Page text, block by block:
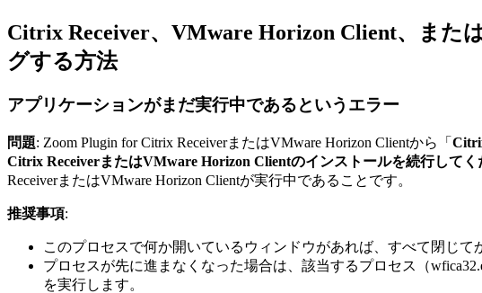
Citrix Receiver、VMware Horizon Client、また
グする方法
アプリケーションがまだ実行中であるというエラー
問題: Zoom Plugin for Citrix ReceiverまたはVMware Horizon Clientから「
Citrix ReceiverまたはVMware Horizon Clientのインストールを続行してく
ReceiverまたはVMware Horizon Clientが実行中であることです。
推奨事項:
このプロセスで何か開いているウィンドウがあれば、すべて閉じて
プロセスが先に進まなくなった場合は、該当するプロセス（
を実行します。